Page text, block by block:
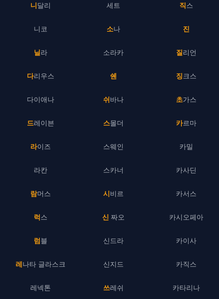
니달리
니코
닐라
다리우스
다이애나
드레이븐
라이즈
라칸
람머스
럭스
럼블
레나타 글라스크
레넥톤
세트
소나
소라카
쉔
쉬바나
스몰더
스웨인
스카너
시비르
신 짜오
신드라
신지드
쓰레쉬
직스
진
질리언
징크스
초가스
카르마
카밀
카사딘
카서스
카시오페아
카이사
카직스
카타리나